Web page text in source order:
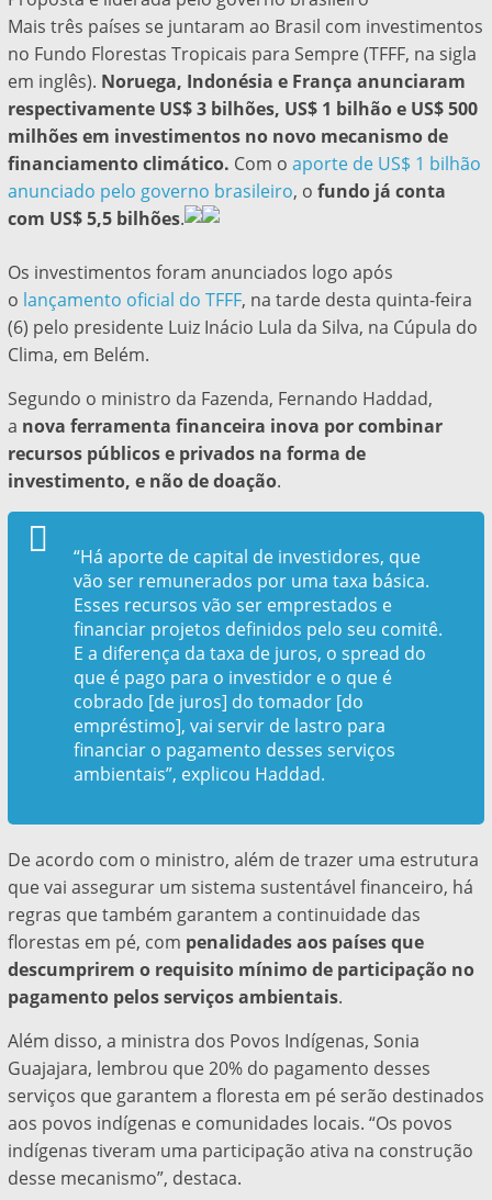
Mais três países se juntaram ao Brasil com investimentos
no Fundo Florestas Tropicais para Sempre (TFFF, na sigla
em inglês). Noruega, Indonésia e França anunciaram
respectivamente US$ 3 bilhões, US$ 1 bilhão e US$ 500
milhões em investimentos no novo mecanismo de
financiamento climático. Com o aporte de US$ 1 bilhão
anunciado pelo governo brasileiro, o fundo já conta
com US$ 5,5 bilhões.
Os investimentos foram anunciados logo após
o lançamento oficial do TFFF, na tarde desta quinta-feira
(6) pelo presidente Luiz Inácio Lula da Silva, na Cúpula do
Clima, em Belém.
Segundo o ministro da Fazenda, Fernando Haddad,
a nova ferramenta financeira inova por combinar
recursos públicos e privados na forma de
investimento, e não de doação.
“Há aporte de capital de investidores, que
vão ser remunerados por uma taxa básica.
Esses recursos vão ser emprestados e
financiar projetos definidos pelo seu comitê.
E a diferença da taxa de juros, o spread do
que é pago para o investidor e o que é
cobrado [de juros] do tomador [do
empréstimo], vai servir de lastro para
financiar o pagamento desses serviços
ambientais”, explicou Haddad.
De acordo com o ministro, além de trazer uma estrutura
que vai assegurar um sistema sustentável financeiro, há
regras que também garantem a continuidade das
florestas em pé, com penalidades aos países que
descumprirem o requisito mínimo de participação no
pagamento pelos serviços ambientais.
Além disso, a ministra dos Povos Indígenas, Sonia
Guajajara, lembrou que 20% do pagamento desses
serviços que garantem a floresta em pé serão destinados
aos povos indígenas e comunidades locais. “Os povos
indígenas tiveram uma participação ativa na construção
desse mecanismo”, destaca.